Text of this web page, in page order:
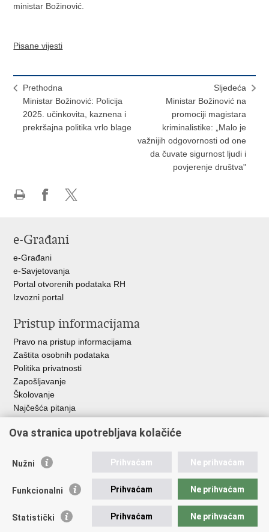
ministar Božinović.
Pisane vijesti
Prethodna
Ministar Božinović: Policija
2025. učinkovita, kaznena i
prekršajna politika vrlo blage
Sljedeća
Ministar Božinović na
promociji magistara
kriminalistike: „Malo je
važnijih odgovornosti od one
da čuvate sigurnost ljudi i
povjerenje društva"
Facebooku
X-
u
e-Građani
e-Građani
e-Savjetovanja
Portal otvorenih podataka RH
Izvozni portal
Pristup informacijama
Pravo na pristup informacijama
Zaštita osobnih podataka
Politika privatnosti
Zapošljavanje
Školovanje
Najčešća pitanja
Važne poveznice
EMN Nacionalna kontaktna točka za Republiku Hrvatsku
Policijska akademija
Zaklada policijske solidarnosti
Ova stranica upotrebljava kolačiće
Nužni Prihvaćam Ne prihvaćam
Funkcionalni Prihvaćam Ne prihvaćam
Statistički Prihvaćam Ne prihvaćam